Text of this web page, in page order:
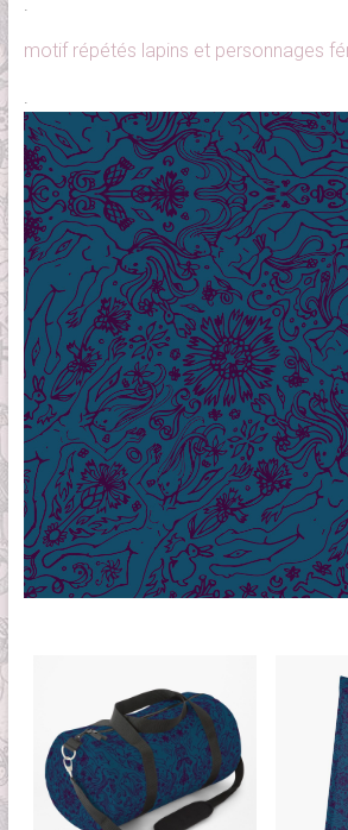
motif répétés lapins et personnages
.